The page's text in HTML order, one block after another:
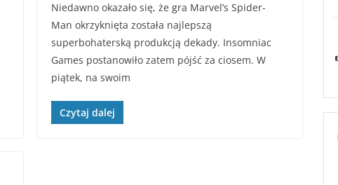
c
e
b
o
o
k
s
s
e
n
g
e
r
a
t
s
A
p
p
d
d
i
t
s
t
o
d
a
c
h
r
a
d
Niedawno okazało się, że gra Marvel’s Spider-
Man okrzyknięta została najlepszą
superbohaterską produkcją dekady. Insomniac
Games postanowiło zatem pójść za ciosem. W
piątek, na swoim
Czytaj dalej